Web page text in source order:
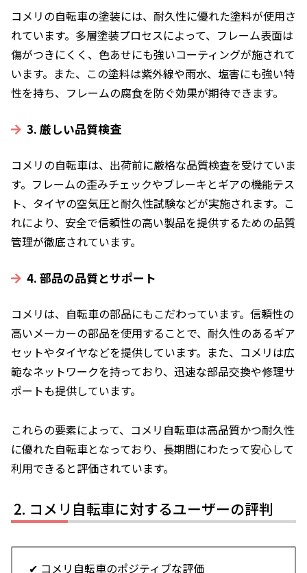
コメリの自転車の塗装には、耐久性に優れた塗料が使用さ
れています。多層塗装プロセスによって、フレーム表面は
傷がつきにくく、色あせにも強いコーティングが施されて
います。また、この塗料は紫外線や雨水、塩害にも強い特
性を持ち、フレームの腐食を防ぐ効果が期待できます。
3. 厳しい品質検査
コメリの自転車は、出荷前に厳格な品質検査を受けていま
す。フレームの歪みチェックやブレーキとギアの機能テス
ト、タイヤの空気圧と耐久性試験などが実施されます。こ
れにより、安全で信頼性の高い製品を提供するための品質
管理が徹底されています。
4. 部品の品質とサポート
コメリは、自転車の部品にもこだわっています。信頼性の
高いメーカーの部品を使用することで、耐久性のあるギア
セットやタイヤなどを提供しています。また、コメリは広
範なネットワークを持っており、迅速な部品交換や修理サ
ポートも提供しています。
これらの要素によって、コメリ自転車は高品質かつ耐久性
に優れた自転車となっており、長期間にわたって安心して
利用できると評価されています。
コメリ自転車に対するユーザーの評判
✔ コメリ自転車のポジティブな評価